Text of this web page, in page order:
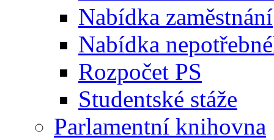
Nabídka zaměstnání
Nabídka
Rozpočet PS
Studentské stáže
Parlamentní knihovna